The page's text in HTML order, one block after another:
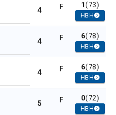
4 F 1(73)
HBH
4 F 6(78)
HBH
4 F 6(78)
HBH
5 F 0(72)
HBH